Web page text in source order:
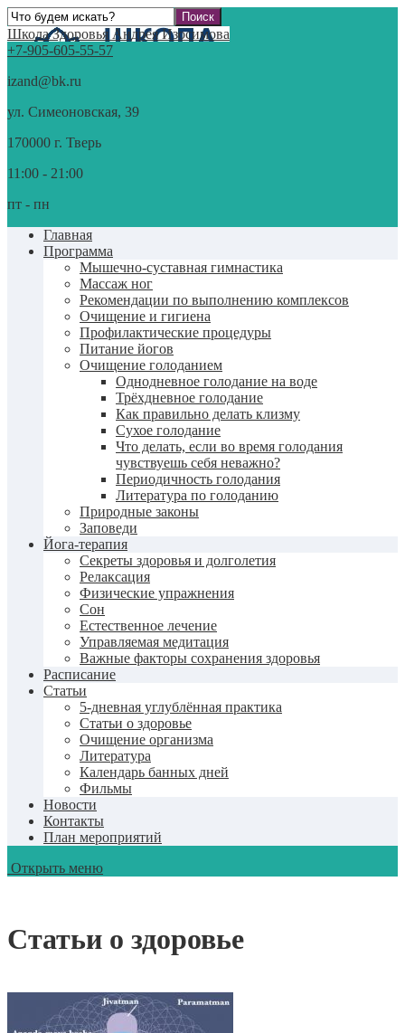
Школа Здоровья Андрея Изосимова
+7-905-605-55-57
izand@bk.ru
ул. Симеоновская, 39
170000 г. Тверь
11:00 - 21:00
пт - пн
Главная
Программа
Мышечно-суставная гимнастика
Массаж ног
Рекомендации по выполнению комплексов
Очищение и гигиена
Профилактические процедуры
Питание йогов
Очищение голоданием
Однодневное голодание на воде
Трёхдневное голодание
Как правильно делать клизму
Сухое голодание
Что делать, если во время голодания
чувствуешь себя неважно?
Периодичность голодания
Литература по голоданию
Природные законы
Заповеди
Йога-терапия
Секреты здоровья и долголетия
Релаксация
Физические упражнения
Сон
Естественное лечение
Управляемая медитация
Важные факторы сохранения здоровья
Расписание
Статьи
5-дневная углублённая практика
Статьи о здоровье
Очищение организма
Литература
Календарь банных дней
Фильмы
Новости
Контакты
План мероприятий
Открыть меню
Статьи о здоровье